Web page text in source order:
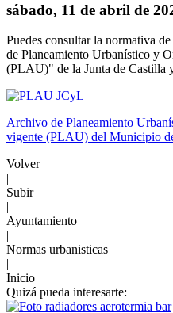
sábado, 11 de abril de
Puedes consultar la normativa
de Planeamiento Urbanístico y
(PLAU)" de la Junta de Castilla
Archivo de Planeamiento
vigente (PLAU) del Municipio
Volver
|
Subir
|
Ayuntamiento
|
Normas urbanisticas
|
Inicio
Quizá pueda interesarte: